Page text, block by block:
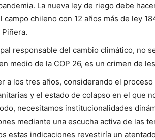
La nueva ley de riego debe
campo chileno con 12 años más de ley
responsable del cambio climático, no
medio de la COP 26, es un crimen de
a los tres años, considerando el
y el estado de colapso en el que
necesitamos institucionalidades
mediante una escucha activa de las
estas indicaciones revestiría un